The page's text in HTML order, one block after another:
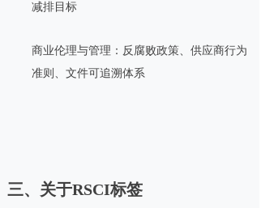
减排目标
商业伦理与管理：反腐败政策、供应商行为
准则、文件可追溯体系
三、关于RSCI标签